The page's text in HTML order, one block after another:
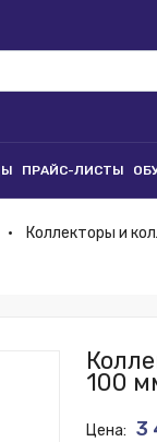
ПРАЙС-ЛИСТЫ
Коллекторы и
100
Цена: 3